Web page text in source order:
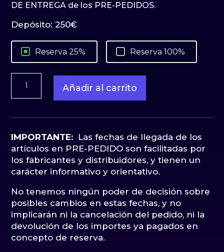
DE ENTREGA de los PRE-PEDIDOS.
Depósito:250€
Reserva 100%
Reserva 25%
Premium
Format
Añadir al carrito
IMPORTANTE: Las fechas de llegada de los
artículos en PRE-PEDIDO son facilitadas por
los fabricantes y distribuidores, y tienen un
carácter informativo y orientativo.
No tenemos ningún poder de decisión sobre
posibles cambios en estas fechas, y no
implicarán ni la cancelación del pedido, ni la
devolución de los importes ya pagados en
concepto de reserva.